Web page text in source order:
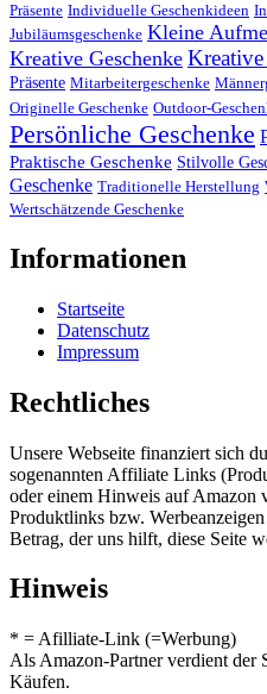
Präsente Individuelle Geschenkideen
Jubiläumsgeschenke Kleine
Kreative Geschenke Kreative
Präsente Mitarbeitergeschenke
Originelle Geschenke Outdoor-
Persönliche Geschenke
Praktische Geschenke Stilvolle
Geschenke Traditionelle Herstellung
Wertschätzende Geschenke
Informationen
Startseite
Datenschutz
Impressum
Rechtliches
Unsere Webseite finanziert sich
sogenannten Affiliate Links
oder einem Hinweis auf
Produktlinks bzw.
Betrag, der uns hilft, diese Seite
Hinweis
* = Afilliate-Link (=Werbung)
Als Amazon-Partner verdient der
Käufen.